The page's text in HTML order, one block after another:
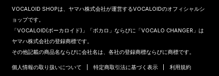
VOCALOID SHOPは、ヤマハ株式会社が運営するVOCALOIDのオフィシャルシ
ョップです。
「VOCALOID(ボーカロイド)」「ボカロ」ならびに「VOCALO CHANGER」は
ヤマハ株式会社の登録商標です。
その他記載の商品名ならびに会社名は、各社の登録商標ならびに商標です。
個人情報の取り扱いについて 特定商取引法に基づく表示 利用規約